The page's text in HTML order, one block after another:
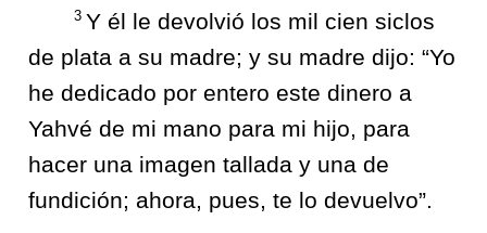
3 Y él le devolvió los mil cien siclos
de plata a su madre; y su madre dijo: “Yo
he dedicado por entero este dinero a
Yahvé de mi mano para mi hijo, para
hacer una imagen tallada y una de
fundición; ahora, pues, te lo devuelvo”.